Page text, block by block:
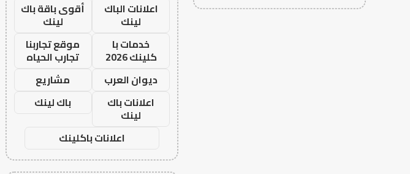
اعلانات الباك
لينك
أقوى باقة باك
لينك
خدمات با
كلينك 2026
موقع تجاربنا
تجارب الحياه
ديوان العرب
مشاريع
اعلانات باك
لينك
باك لينك
اعلانات باكلينك